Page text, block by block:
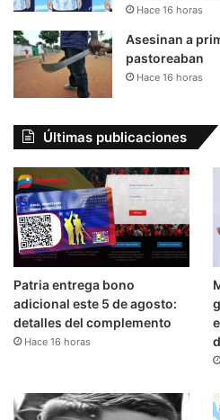
Hace 16 horas
Asesinan a
pastoreaban
Hace 16 horas
Últimas publicaciones
Patria entrega bono
adicional este 5 de agosto:
detalles del complemento
Hace 16 horas